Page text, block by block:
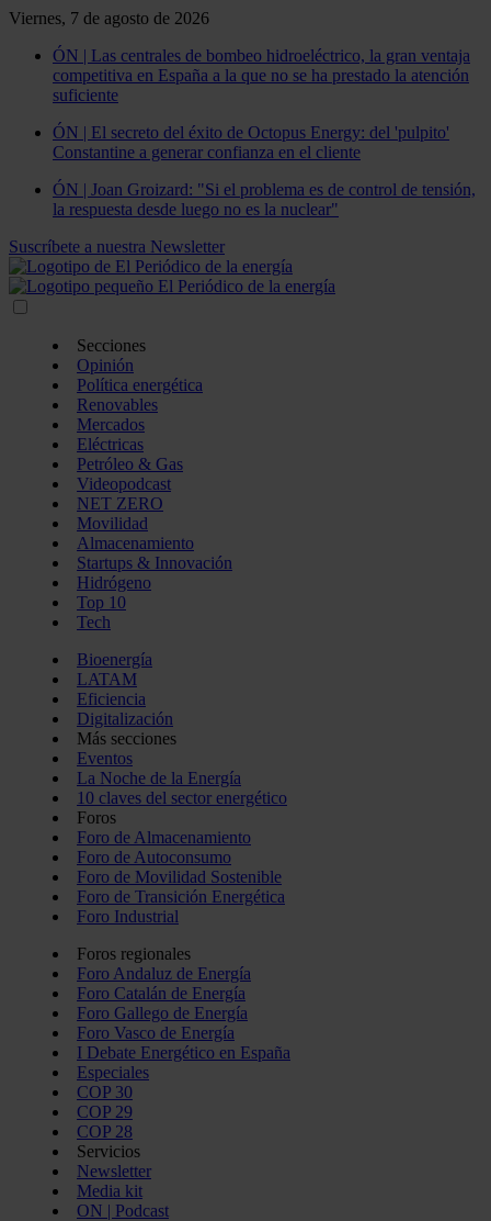
Viernes, 7 de agosto de 2026
ÓN | Las centrales de bombeo hidroeléctrico, la gran ventaja
competitiva en España a la que no se ha prestado la atención
suficiente
ÓN | El secreto del éxito de Octopus Energy: del 'pulpito'
Constantine a generar confianza en el cliente
ÓN | Joan Groizard: "Si el problema es de control de tensión,
la respuesta desde luego no es la nuclear"
Suscríbete a nuestra Newsletter
Secciones
Opinión
Política energética
Renovables
Mercados
Eléctricas
Petróleo & Gas
Videopodcast
NET ZERO
Movilidad
Almacenamiento
Startups & Innovación
Hidrógeno
Top 10
Tech
Bioenergía
LATAM
Eficiencia
Digitalización
Más secciones
Eventos
La Noche de la Energía
10 claves del sector energético
Foros
Foro de Almacenamiento
Foro de Autoconsumo
Foro de Movilidad Sostenible
Foro de Transición Energética
Foro Industrial
Foros regionales
Foro Andaluz de Energía
Foro Catalán de Energía
Foro Gallego de Energía
Foro Vasco de Energía
I Debate Energético en España
Especiales
COP 30
COP 29
COP 28
Servicios
Newsletter
Media kit
ON | Podcast